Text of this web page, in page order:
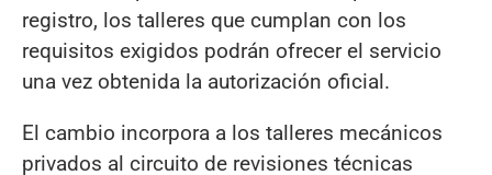
registro, los talleres que cumplan con los
requisitos exigidos podrán ofrecer el servicio
una vez obtenida la autorización oficial.
El cambio incorpora a los talleres mecánicos
privados al circuito de revisiones técnicas